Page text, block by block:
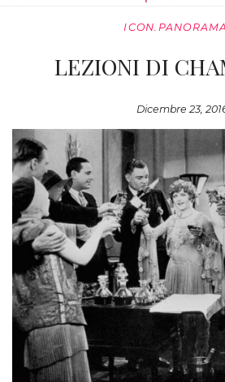
PRIVACYLEZIONI DI
Dicembre 23,